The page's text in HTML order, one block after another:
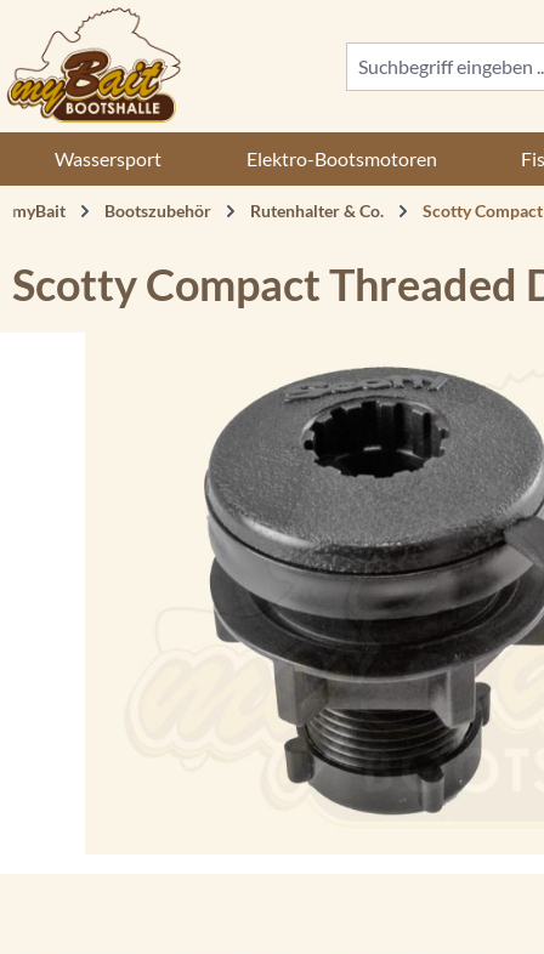
Hauptinhalt springen
Zur Suche springen
Zur Hauptnavigation springen
Wassersport Elektro-Bootsmotoren
myBait Bootszubehör Rutenhalter & Co. Scotty
Scotty Compact Threaded